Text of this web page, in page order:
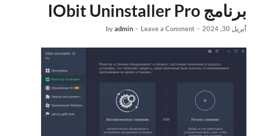
برنامج IObit Uninstaller Pro
أبريل 30, 2024 -
byadmin - Leave a Comment